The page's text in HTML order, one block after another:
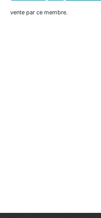
vente par ce membre.